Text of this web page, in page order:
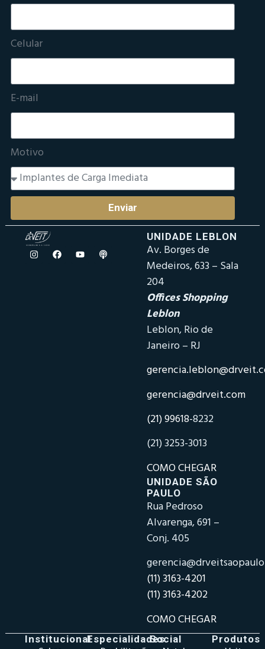
Celular
E-mail
Motivo
Enviar
UNIDADE LEBLON
Av. Borges de
Medeiros, 633 – Sala
204
Offices Shopping
Leblon
Leblon, Rio de
Janeiro – RJ
gerencia@drveit.com
(21) 99618-8232
(21) 3253-3013
COMO CHEGAR
UNIDADE SÃO
PAULO
Rua Pedroso
Alvarenga, 691 –
Conj. 405
(11) 3163-4201
(11) 3163-4202
COMO CHEGAR
InstitucionalEspecialidadesSocial Produtos